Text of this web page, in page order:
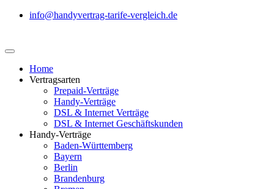
info@handyvertrag-tarife-vergleich.de
Home
Vertragsarten
Prepaid-Verträge
Handy-Verträge
DSL & Internet Verträge
DSL & Internet Geschäftskunden
Handy-Verträge
Baden-Württemberg
Bayern
Berlin
Brandenburg